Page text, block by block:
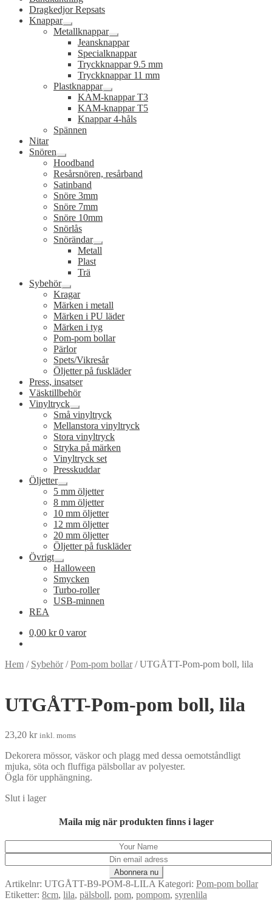
Dragkedjor Repsats
Knappar
Expandera
undermeny
Metallknappar
Expandera
undermeny
Jeansknappar
Specialknappar
Tryckknappar 9.5 mm
Tryckknappar 11 mm
Plastknappar
Expandera
undermeny
KAM-knappar T3
KAM-knappar T5
Knappar 4-håls
Spännen
Nitar
Snören
Expandera
undermeny
Hoodband
Resårsnören, resårband
Satinband
Snöre 3mm
Snöre 7mm
Snöre 10mm
Snörlås
Snörändar
Expandera
undermeny
Metall
Plast
Trä
Sybehör
Expandera
undermeny
Kragar
Märken i metall
Märken i PU läder
Märken i tyg
Pom-pom bollar
Pärlor
Spets/Vikresår
Öljetter på fuskläder
Press, insatser
Väsktillbehör
Vinyltryck
Expandera
undermeny
Små vinyltryck
Mellanstora vinyltryck
Stora vinyltryck
Stryka på märken
Vinyltryck set
Presskuddar
Öljetter
Expandera
undermeny
5 mm öljetter
8 mm öljetter
10 mm öljetter
12 mm öljetter
20 mm öljetter
Öljetter på fuskläder
Övrigt
Expandera
undermeny
Halloween
Smycken
Turbo-roller
USB-minnen
REA
0,00 kr 0 varor
Hem / Sybehör/Pom-pom bollar/UTGÅTT-Pom-pom boll, lila
UTGÅTT-Pom-pom boll, lila
23,20 kr inkl. moms
Dekorera mössor, väskor och plagg med dessa oemotståndligt
mjuka, söta och fluffiga pälsbollar av polyester.
Ögla för upphängning.
Slut i lager
Maila mig när produkten finns i lager
Artikelnr: UTGÅTT-B9-POM-8-LILA Kategori: Pom-pom bollar
Etiketter: 8cm, lila, pälsboll, pom, pompom, syrenlila